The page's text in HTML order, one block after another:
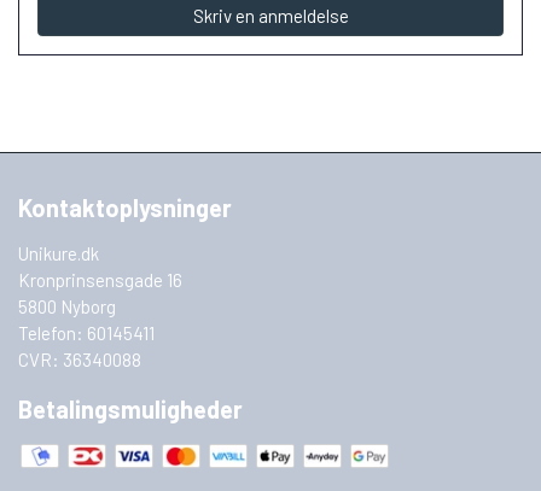
Skriv en anmeldelse
Kontaktoplysninger
Unikure.dk
Kronprinsensgade 16
5800 Nyborg
Telefon: 60145411
CVR: 36340088
Betalingsmuligheder